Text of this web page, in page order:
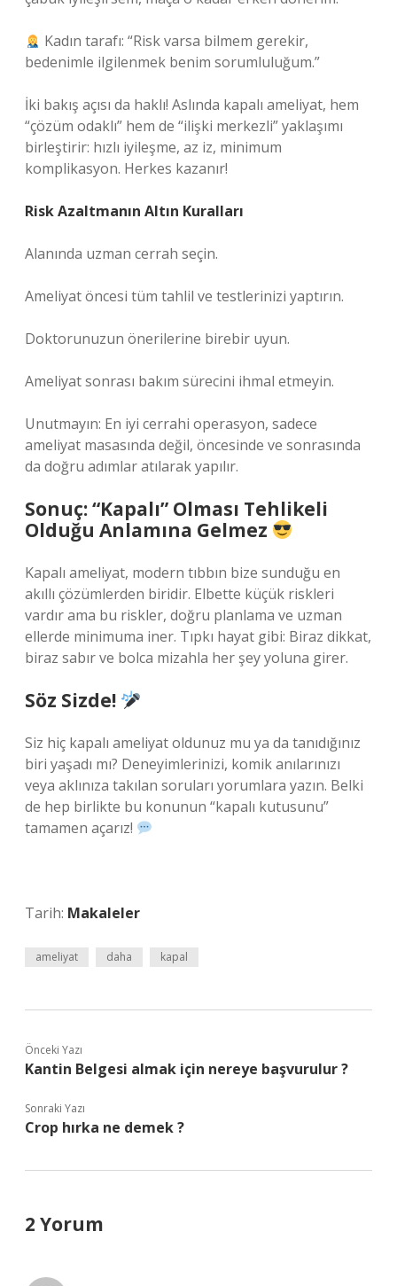
Kadın tarafı: “Risk varsa bilmem gerekir,
bedenimle ilgilenmek benim sorumluluğum.”
İki bakış açısı da haklı! Aslında kapalı ameliyat, hem
“çözüm odaklı” hem de “ilişki merkezli” yaklaşımı
birleştirir: hızlı iyileşme, az iz, minimum
komplikasyon. Herkes kazanır!
Risk Azaltmanın Altın Kuralları
Alanında uzman cerrah seçin.
Ameliyat öncesi tüm tahlil ve testlerinizi yaptırın.
Doktorunuzun önerilerine birebir uyun.
Ameliyat sonrası bakım sürecini ihmal etmeyin.
Unutmayın: En iyi cerrahi operasyon, sadece
ameliyat masasında değil, öncesinde ve sonrasında
da doğru adımlar atılarak yapılır.
Sonuç: “Kapalı” Olması Tehlikeli
Olduğu Anlamına Gelmez
Kapalı ameliyat, modern tıbbın bize sunduğu en
akıllı çözümlerden biridir. Elbette küçük riskleri
vardır ama bu riskler, doğru planlama ve uzman
ellerde minimuma iner. Tıpkı hayat gibi: Biraz dikkat,
biraz sabır ve bolca mizahla her şey yoluna girer.
Söz Sizde!
Siz hiç kapalı ameliyat oldunuz mu ya da tanıdığınız
biri yaşadı mı? Deneyimlerinizi, komik anılarınızı
veya aklınıza takılan soruları yorumlara yazın. Belki
de hep birlikte bu konunun “kapalı kutusunu”
tamamen açarız!
Tarih: Makaleler
ameliyat daha kapal
Önceki Yazı
Kantin Belgesi almak için nereye başvurulur ?
Sonraki Yazı
Crop hırka ne demek ?
2 Yorum